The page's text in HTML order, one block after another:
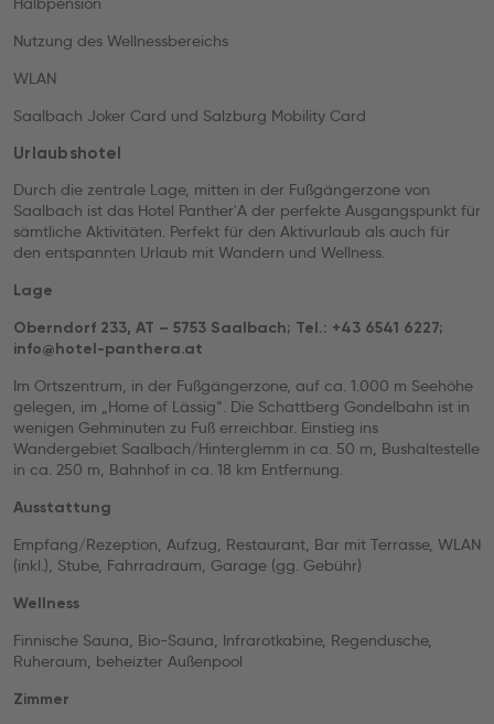
Nutzung des Wellnessbereichs
WLAN
Saalbach Joker Card und Salzburg Mobility Card
Urlaubshotel
Durch die zentrale Lage, mitten in der Fußgängerzone von
Saalbach ist das Hotel Panther'A der perfekte Ausgangspunkt für
sämtliche Aktivitäten. Perfekt für den Aktivurlaub als auch für
den entspannten Urlaub mit Wandern und Wellness.
Lage
Oberndorf 233, AT – 5753 Saalbach; Tel.: +43 6541 6227;
info@hotel-panthera.at
Im Ortszentrum, in der Fußgängerzone, auf ca. 1.000 m Seehöhe
gelegen, im „Home of Lässig“. Die Schattberg Gondelbahn ist in
wenigen Gehminuten zu Fuß erreichbar. Einstieg ins
Wandergebiet Saalbach/Hinterglemm in ca. 50 m, Bushaltestelle
in ca. 250 m, Bahnhof in ca. 18 km Entfernung.
Ausstattung
Empfang/Rezeption, Aufzug, Restaurant, Bar mit Terrasse, WLAN
(inkl.), Stube, Fahrradraum, Garage (gg. Gebühr)
Wellness
Finnische Sauna, Bio-Sauna, Infrarotkabine, Regendusche,
Ruheraum, beheizter Außenpool
Zimmer